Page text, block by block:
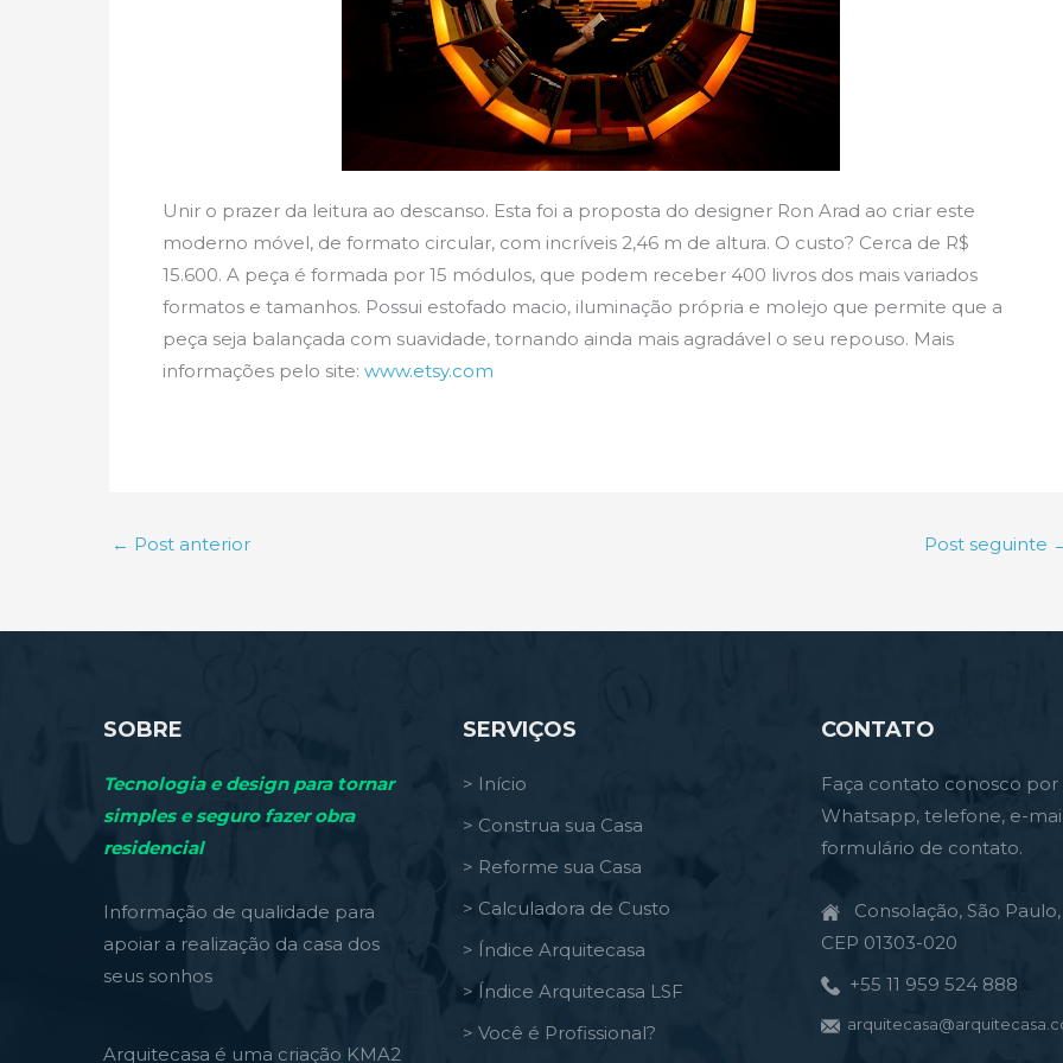
Unir o prazer da leitura ao descanso. Esta foi a proposta do designer Ron Arad ao criar este
moderno móvel, de formato circular, com incríveis 2,46 m de altura. O custo? Cerca de R$
15.600. A peça é formada por 15 módulos, que podem receber 400 livros dos mais variados
formatos e tamanhos. Possui estofado macio, iluminação própria e molejo que permite que a
peça seja balançada com suavidade, tornando ainda mais agradável o seu repouso. Mais
informações pelo site: www.etsy.com
← Post anterior Post seguinte
SOBRE
Tecnologia e design para tornar
simples e seguro fazer obra
residencial
Informação de qualidade para
apoiar a realização da casa dos
seus sonhos
Arquitecasa é uma criação KMA2
SERVIÇOS
> Início
> Construa sua Casa
> Reforme sua Casa
> Calculadora de Custo
> Índice Arquitecasa
> Índice Arquitecasa LSF
> Você é Profissional?
CONTATO
Faça contato conosco por
Whatsapp, telefone, e-
formulário de contato.
Consolação, São Paulo,
CEP 01303-020
+55 11 959 524 888